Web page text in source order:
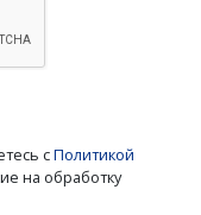
сПолитикой
на обработку